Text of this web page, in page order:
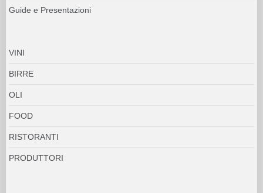
Guide e Presentazioni
VINI
BIRRE
OLI
FOOD
RISTORANTI
PRODUTTORI